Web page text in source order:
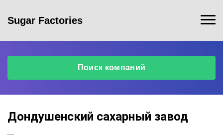
Sugar Factories
Поиск компаний
Дондушенский сахарный завод